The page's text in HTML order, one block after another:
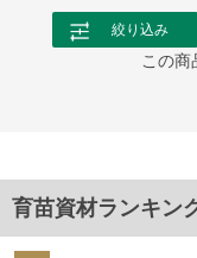
絞り込み
この商
育苗資材ランキン